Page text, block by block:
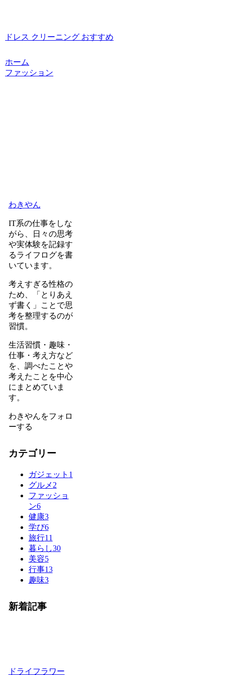
ドレス クリーニング おすすめ
ホーム
ファッション
わきやん
IT系の仕事をしな
がら、日々の思考
や実体験を記録す
るライフログを書
いています。
考えすぎる性格の
ため、「とりあえ
ず書く」ことで思
考を整理するのが
習慣。
生活習慣・趣味・
仕事・考え方など
を、調べたことや
考えたことを中心
にまとめていま
す。
わきやんをフォロ
ーする
カテゴリー
ガジェット 1
グルメ 2
ファッショ
ン6
健康3
学び6
旅行11
暮らし30
美容5
行事13
趣味3
新着記事
ドライフラワー